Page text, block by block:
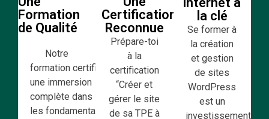
Formation
de Qualité
Notre
formation certifiante offre
une immersion
complète dans
les fondamentaux
Certification
Reconnue
Prépare-toi
à la
certification
“Créer et
gérer le site
de sa TPE à
la clé
Se former à
la création
et gestion
de sites
WordPress
est un
investissement